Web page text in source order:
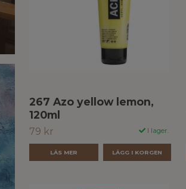
267 Azo yellow lemon,
120ml
79 kr I lager.
LÄS MER